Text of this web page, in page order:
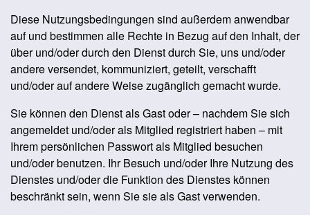
Diese Nutzungsbedingungen sind außerdem anwendbar
auf und bestimmen alle Rechte in Bezug auf den Inhalt, der
über und/oder durch den Dienst durch Sie, uns und/oder
andere versendet, kommuniziert, geteilt, verschafft
und/oder auf andere Weise zugänglich gemacht wurde.
Sie können den Dienst als Gast oder – nachdem Sie sich
angemeldet und/oder als Mitglied registriert haben – mit
Ihrem persönlichen Passwort als Mitglied besuchen
und/oder benutzen. Ihr Besuch und/oder Ihre Nutzung des
Dienstes und/oder die Funktion des Dienstes können
beschränkt sein, wenn Sie sie als Gast verwenden.